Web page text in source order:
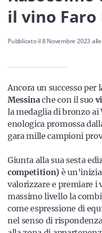
Resta sempre
nostra newsletter
Iscriviti
il vino Faro
Pubblicato il8 Novembre 2023alle
Ancora un successo per
Messinache con il suo
la medaglia di bronzo ai
enologica promossa
gara mille campioni
Giunta alla sua sesta
competition) è
valorizzare e premiare i
massimo livello la
come espressione di
nel senso di